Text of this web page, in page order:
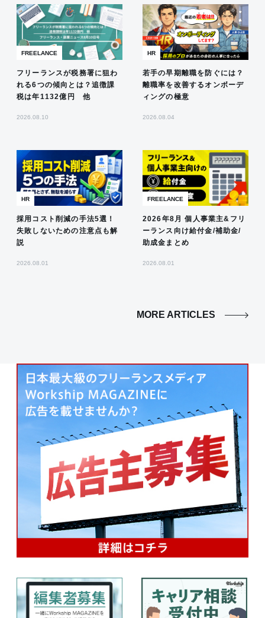
FREELANCE
フリーランスが税務署に狙わ
れる6つの傾向とは？追徴課
税は年1132億円 他
2026.08.10
HR
若手の早期離職を防ぐには？
離職率を改善するオンボーデ
ィングの極意
2026.08.04
HR
採用コスト削減の手法5選！
失敗しないための注意点も解
説
2026.08.01
FREELANCE
2026年8月 個人事業主&フリ
ーランス向け給付金/補助金/
助成金まとめ
2026.08.01
MORE ARTICLES